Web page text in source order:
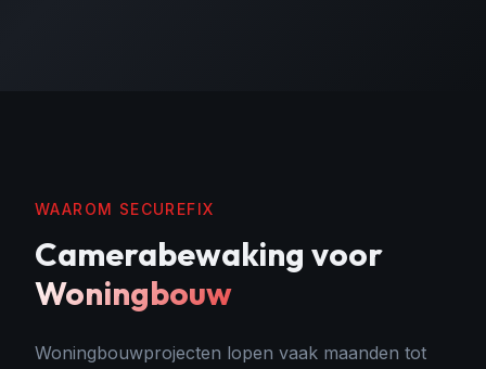
WAAROM SECUREFIX
Camerabewaking voor
Woningbouw
Woningbouwprojecten lopen vaak maanden tot